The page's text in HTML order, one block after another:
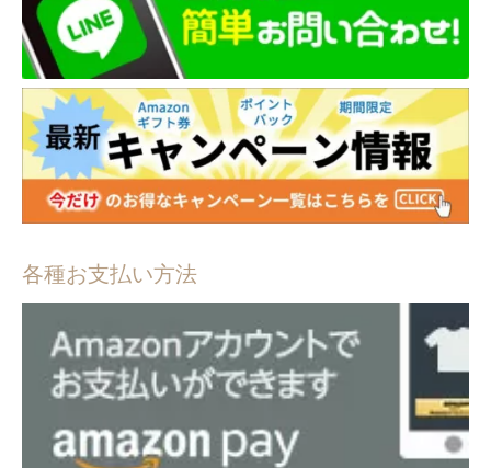
各種お支払い方法